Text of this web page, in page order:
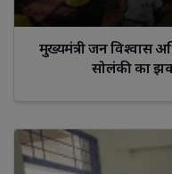
मुख्यमंत्री जन विश्वास
सोलंकी का